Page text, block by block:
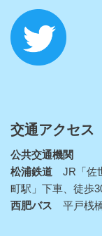
交通アクセス
公共交通機関
松浦鉄道 JR「佐
町駅」下車、徒歩
西肥バス 平戸桟